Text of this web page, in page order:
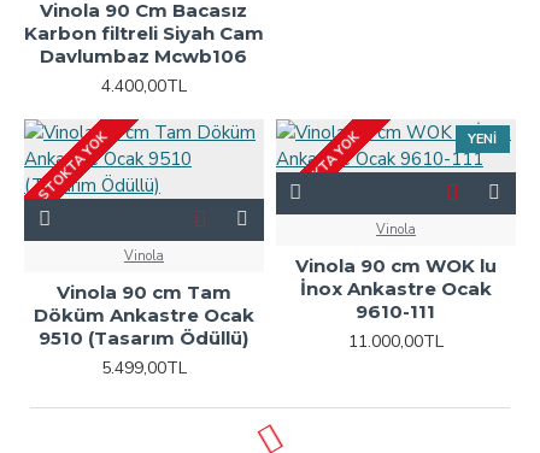
Vinola 90 Cm Bacasız
Karbon filtreli Siyah Cam
Davlumbaz Mcwb106
4.400,00TL
STOKTA YOK
Vinola
Vinola 90 cm Tam
Döküm Ankastre Ocak
9510 (Tasarım Ödüllü)
5.499,00TL
YENI
STOKTA YOK
Vinola
Vinola 90 cm WOK lu
İnox Ankastre Ocak
9610-111
11.000,00TL